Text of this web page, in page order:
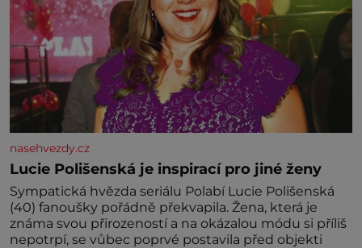
nasehvezdy.cz
Lucie Polišenská je inspirací pro jiné ženy
Sympatická hvězda seriálu Polabí Lucie Polišenská
(40) fanoušky pořádně překvapila. Žena, která je
známa svou přirozeností a na okázalou módu si příliš
nepotrpí, se vůbec poprvé postavila před objekti